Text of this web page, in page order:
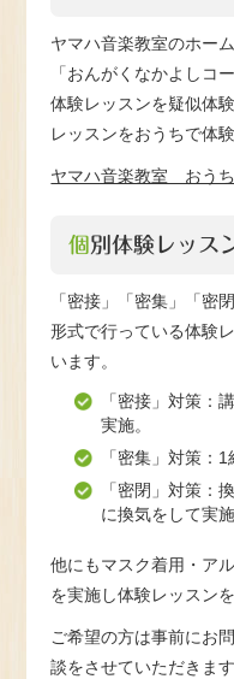
ヤマハ音楽教室のホー
「おんがくなかよしコ
体験レッスンを疑似体
レッスンをおうちで体
ヤマハ音楽教室 おう
個別体験レッス
「密接」「密集」「密
形式で行っている体験
います。
「密接」対策：
実施。
「密集」対策：
「密閉」対策：
に換気をして実施
他にもマスク着用・ア
を実施し体験レッスンを
ご希望の方は事前にお
談をさせていただきます